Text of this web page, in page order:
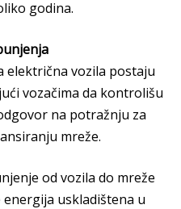
godina.
električna vozila postaju
vozačima da kontrolišu
na potražnju za
mreže.
od vozila do mreže
energija uskladištena u